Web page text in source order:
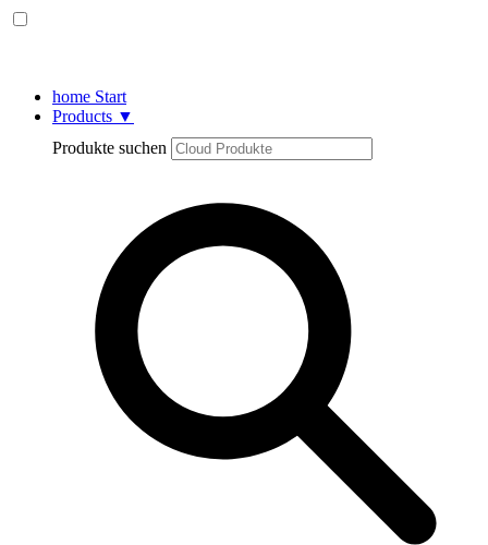
home Start
Products ▼
Produkte suchen